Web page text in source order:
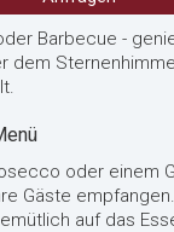
Barbecue -
dem
oder einem
Gäste
auf das